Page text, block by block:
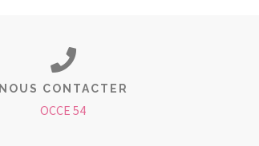
NOUS CONTACTER
OCCE 54